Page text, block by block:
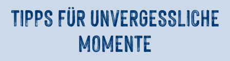
TIPPS FÜR UNVERGESSLICHE
MOMENTE